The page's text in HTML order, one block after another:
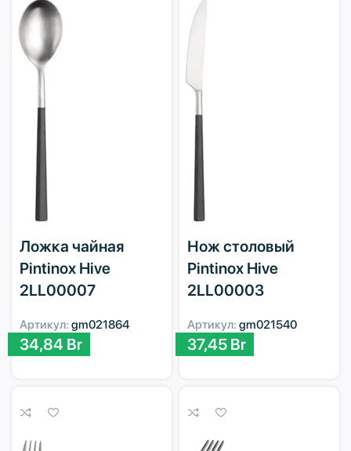
Ложка чайная
Pintinox Hive
2LL00007
Артикул: gm021864
34,84 Br
Нож столовый
Pintinox Hive
2LL00003
Артикул: gm021540
37,45 Br